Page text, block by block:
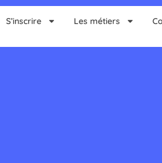
S’inscrire Les métiers